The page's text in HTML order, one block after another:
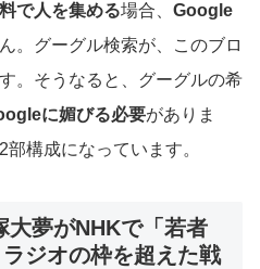
で人を集める場合、 Google
。グーグル検索が、このブロ
。そうなると、グーグルの希
に媚びる必要がありま
構成になっています。
大夢がNHKで「若者
ジオの枠を超えた戦